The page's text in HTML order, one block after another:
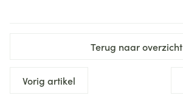
Terug naar overzicht
Vorig artikel